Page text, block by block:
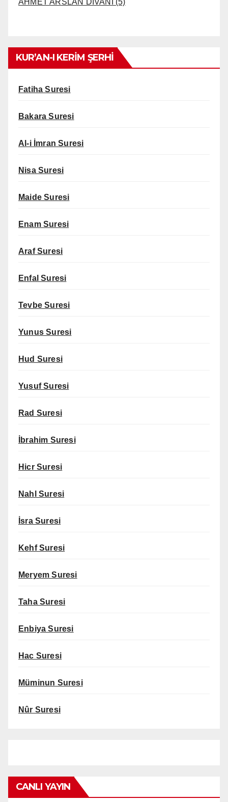
AHMET ARSLAN DİVANI (5)
KUR’AN-I KERİM ŞERHİ
Fatiha Suresi
Bakara Suresi
Al-i İmran Suresi
Nisa Suresi
Maide Suresi
Enam Suresi
Araf Suresi
Enfal Suresi
Tevbe Suresi
Yunus Suresi
Hud Suresi
Yusuf Suresi
Rad Suresi
İbrahim Suresi
Hicr Suresi
Nahl Suresi
İsra Suresi
Kehf Suresi
Meryem Suresi
Taha Suresi
Enbiya Suresi
Hac Suresi
Müminun Suresi
Nûr Suresi
CANLI YAYIN